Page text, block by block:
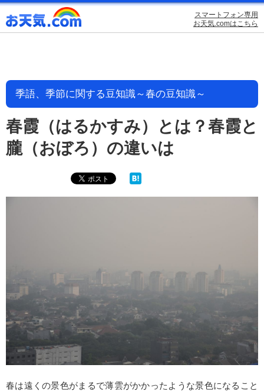
スマートフォン専用
お天気.comはこちら
季語、季節に関する豆知識～春の豆知識～
春霞（はるかすみ）とは？春霞と
朧（おぼろ）の違いは
春は遠くの景色がまるで薄雲がかかったような景色になること